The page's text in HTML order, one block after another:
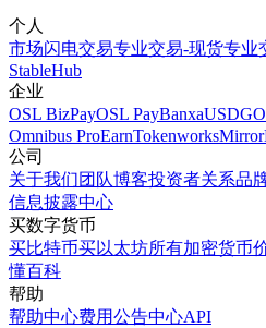
个人
市场闪电交易专业交易-现货专业
StableHub
企业
OSL BizPayOSL PayBanxaUSDGO
Omnibus ProEarnTokenworks
公司
关于我们团队博客投资者关系品
信息披露中心
买数字货币
买比特币买以太坊所有加密货币
懂百科
帮助
帮助中心费用公告中心API